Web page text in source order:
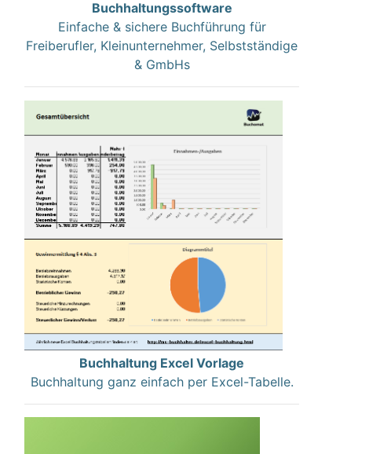
Buchhaltungssoftware
Einfache & sichere Buchführung für
Freiberufler, Kleinunternehmer, Selbstständige
& GmbHs
Buchhaltung Excel Vorlage
Buchhaltung ganz einfach per Excel-Tabelle.